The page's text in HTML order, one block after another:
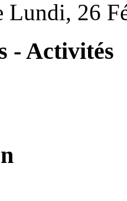
Lundi, 26
- Activités